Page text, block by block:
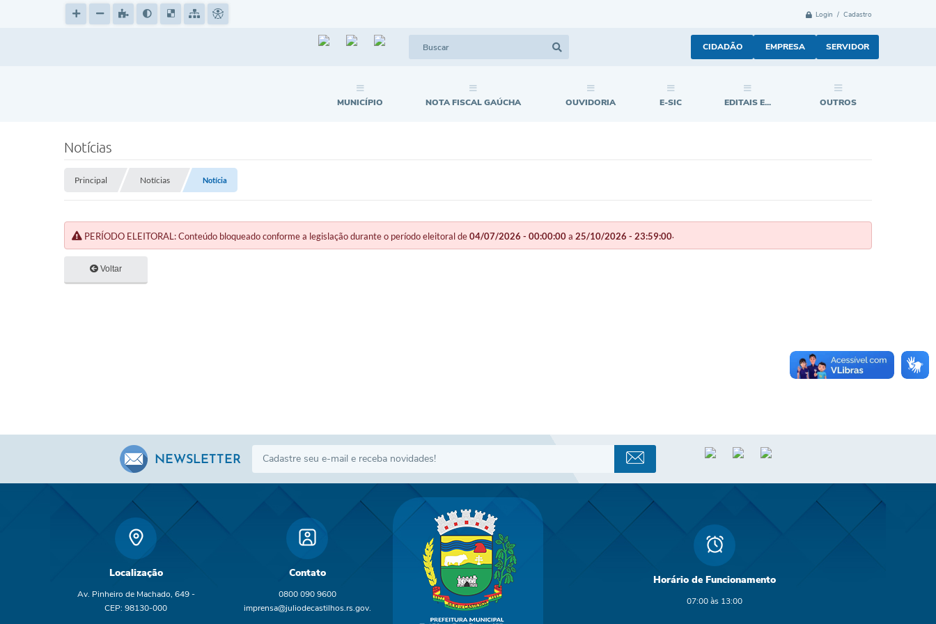
Login / Cadastro
CIDADÃO EMPRESA SERVIDOR
MUNICÍPIO NOTA FISCAL GAÚCHA OUVIDORIA E-SIC EDITAIS E... OUTROS
Notícias
Principal Notícias Notícia
PERÍODO ELEITORAL: Conteúdo bloqueado conforme a legislação durante o período eleitoral de04/07/2026 - 00:00:00a 25/10/2026 - 23:59:00.
Voltar
NEWSLETTER
Localização
Av. Pinheiro de Machado, 649 -
CEP: 98130-000
Contato
0800 090 9600
imprensa@juliodecastilhos.rs.gov.
Horário de Funcionamento
07:00 às 13:00